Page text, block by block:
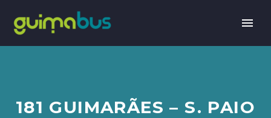
181 GUIMARÃES – S. PAIO